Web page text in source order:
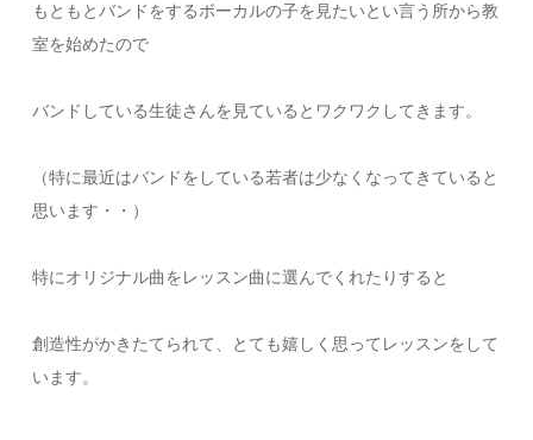
もともとバンドをするボーカルの子を見たいとい言う所から教
室を始めたので
バンドしている生徒さんを見ているとワクワクしてきます。
（特に最近はバンドをしている若者は少なくなってきていると
思います・・）
特にオリジナル曲をレッスン曲に選んでくれたりすると
創造性がかきたてられて、とても嬉しく思ってレッスンをして
います。